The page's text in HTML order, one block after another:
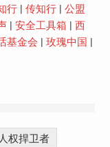
行| 传知行| 公盟
| 安全工具箱
西
基金会 玫瑰中国
人权捍卫者